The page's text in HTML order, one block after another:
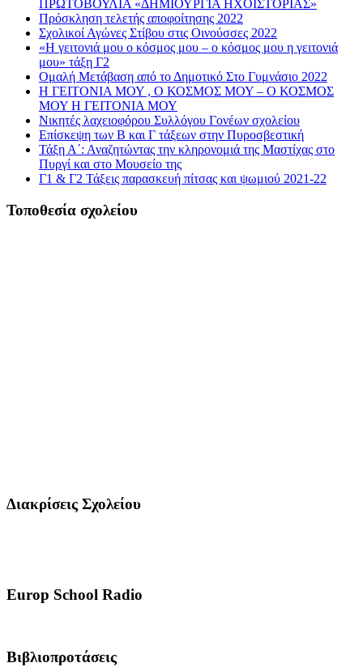
ΠΡΩΤΟΒΟΥΛΙΑ «ΔΗΜΙΟΥΡΓΙΑ ΗΧΟΪΣΤΟΡΙΑΣ»
Πρόσκληση τελετής αποφοίτησης 2022
Σχολικοί Αγώνες Στίβου στις Οινούσσες 2022
«Η γειτονιά μου ο κόσμος μου – ο κόσμος μου η γειτονιά
μου» τάξη Γ2
Ομαλή Μετάβαση από το Δημοτικό Στο Γυμνάσιο 2022
Η ΓΕΙΤΟΝΙΑ ΜΟΥ , Ο ΚΟΣΜΟΣ ΜΟΥ – Ο ΚΟΣΜΟΣ
ΜΟΥ Η ΓΕΙΤΟΝΙΑ ΜΟΥ
Νικητές λαχειοφόρου Συλλόγου Γονέων σχολείου
Επίσκεψη των Β και Γ τάξεων στην Πυροσβεστική
Τάξη Α΄: Αναζητώντας την κληρονομιά της Μαστίχας στο
Πυργί και στο Μουσείο της
Γ1 & Γ2 Τάξεις παρασκευή πίτσας και ψωμιού 2021-22
Τοποθεσία σχολείου
Διακρίσεις Σχολείου
Europ School Radio
Βιβλιοπροτάσεις